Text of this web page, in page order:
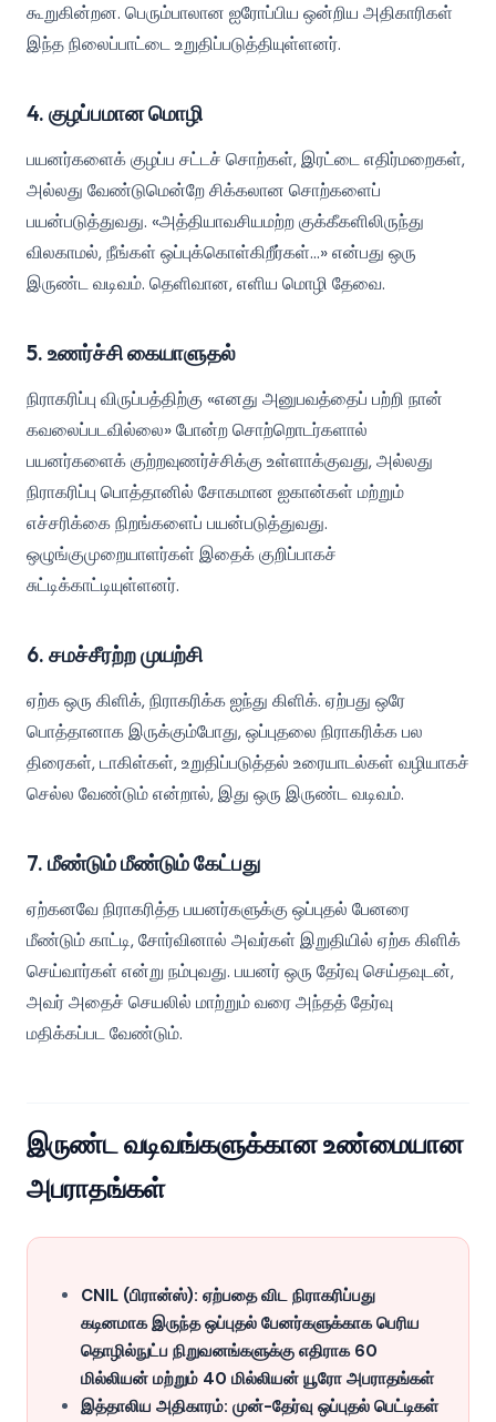
கூறுகின்றன. பெரும்பாலான ஐரோப்பிய ஒன்றிய அதிகாரிகள்
இந்த நிலைப்பாட்டை உறுதிப்படுத்தியுள்ளனர்.
4. குழப்பமான மொழி
பயனர்களைக் குழப்ப சட்டச் சொற்கள், இரட்டை எதிர்மறைகள்,
அல்லது வேண்டுமென்றே சிக்கலான சொற்களைப்
பயன்படுத்துவது. «அத்தியாவசியமற்ற குக்கீகளிலிருந்து
விலகாமல், நீங்கள் ஒப்புக்கொள்கிறீர்கள்...» என்பது ஒரு
இருண்ட வடிவம். தெளிவான, எளிய மொழி தேவை.
5. உணர்ச்சி கையாளுதல்
நிராகரிப்பு விருப்பத்திற்கு «எனது அனுபவத்தைப் பற்றி நான்
கவலைப்படவில்லை» போன்ற சொற்றொடர்களால்
பயனர்களைக் குற்றவுணர்ச்சிக்கு உள்ளாக்குவது, அல்லது
நிராகரிப்பு பொத்தானில் சோகமான ஐகான்கள் மற்றும்
எச்சரிக்கை நிறங்களைப் பயன்படுத்துவது.
ஒழுங்குமுறையாளர்கள் இதைக் குறிப்பாகச்
சுட்டிக்காட்டியுள்ளனர்.
6. சமச்சீரற்ற முயற்சி
ஏற்க ஒரு கிளிக், நிராகரிக்க ஐந்து கிளிக். ஏற்பது ஒரே
பொத்தானாக இருக்கும்போது, ஒப்புதலை நிராகரிக்க பல
திரைகள், டாகிள்கள், உறுதிப்படுத்தல் உரையாடல்கள் வழியாகச்
செல்ல வேண்டும் என்றால், இது ஒரு இருண்ட வடிவம்.
7. மீண்டும் மீண்டும் கேட்பது
ஏற்கனவே நிராகரித்த பயனர்களுக்கு ஒப்புதல் பேனரை
மீண்டும் காட்டி, சோர்வினால் அவர்கள் இறுதியில் ஏற்க கிளிக்
செய்வார்கள் என்று நம்புவது. பயனர் ஒரு தேர்வு செய்தவுடன்,
அவர் அதைச் செயலில் மாற்றும் வரை அந்தத் தேர்வு
மதிக்கப்பட வேண்டும்.
இருண்ட வடிவங்களுக்கான உண்மையான
அபராதங்கள்
CNIL (பிரான்ஸ்): ஏற்பதை விட நிராகரிப்பது
கடினமாக இருந்த ஒப்புதல் பேனர்களுக்காக பெரிய
தொழில்நுட்ப நிறுவனங்களுக்கு எதிராக 60
மில்லியன் மற்றும் 40 மில்லியன் யூரோ அபராதங்கள்
இத்தாலிய அதிகாரம்: முன்-தேர்வு ஒப்புதல் பெட்டிகள்